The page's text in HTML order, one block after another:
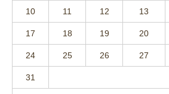
10 11 12 13
17 18 19 20
24 25 26 27
31